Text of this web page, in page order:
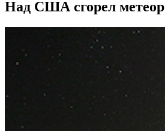
Над США сгорел метеор